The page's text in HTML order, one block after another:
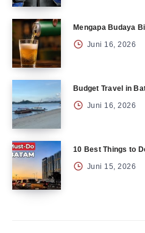
Mengapa Budaya
Juni 16, 2026
Budget Travel in
Juni 16, 2026
10 Best Things to
Juni 15, 2026